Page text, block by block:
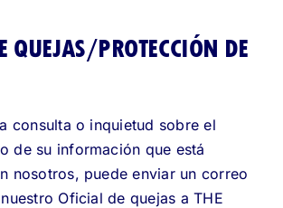
QUEJAS/PROTECCIÓN DE
consulta o inquietud sobre el
de su información que está
nosotros, puede enviar un correo
Oficial de quejas a THE